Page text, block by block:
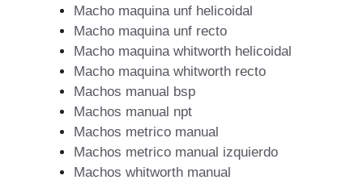
Macho maquina unf helicoidal
Macho maquina unf recto
Macho maquina whitworth helicoidal
Macho maquina whitworth recto
Machos manual bsp
Machos manual npt
Machos metrico manual
Machos metrico manual izquierdo
Machos whitworth manual